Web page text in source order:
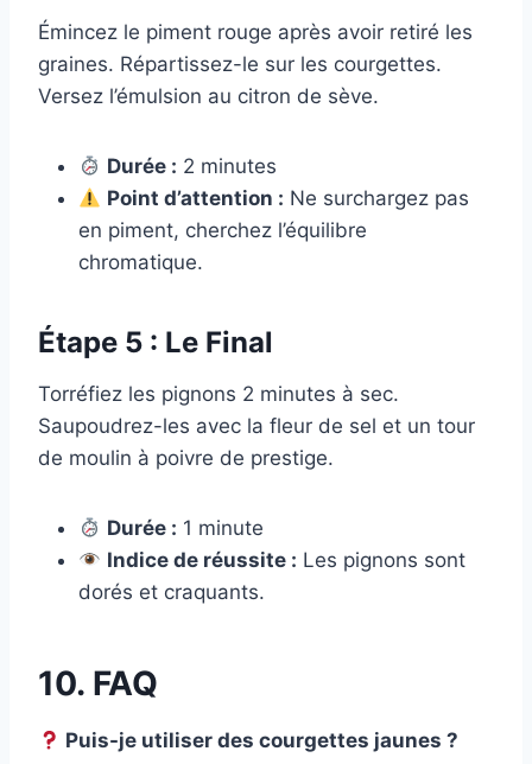
Émincez le piment rouge après avoir retiré les
graines. Répartissez-le sur les courgettes.
Versez l’émulsion au citron de sève.
Durée : 2 minutes
Point d’attention : Ne surchargez pas
en piment, cherchez l’équilibre
chromatique.
Étape 5 : Le Final
Torréfiez les pignons 2 minutes à sec.
Saupoudrez-les avec la fleur de sel et un tour
de moulin à poivre de prestige.
Durée : 1 minute
Indice de réussite : Les pignons sont
dorés et craquants.
10. FAQ
Puis-je utiliser des courgettes jaunes ?